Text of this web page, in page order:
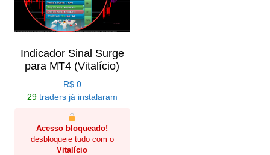
Indicador Sinal Surge
para MT4 (Vitalício)
R$0
29traders já instalaram
Acesso bloqueado!
desbloqueie tudo com o
Vitalício